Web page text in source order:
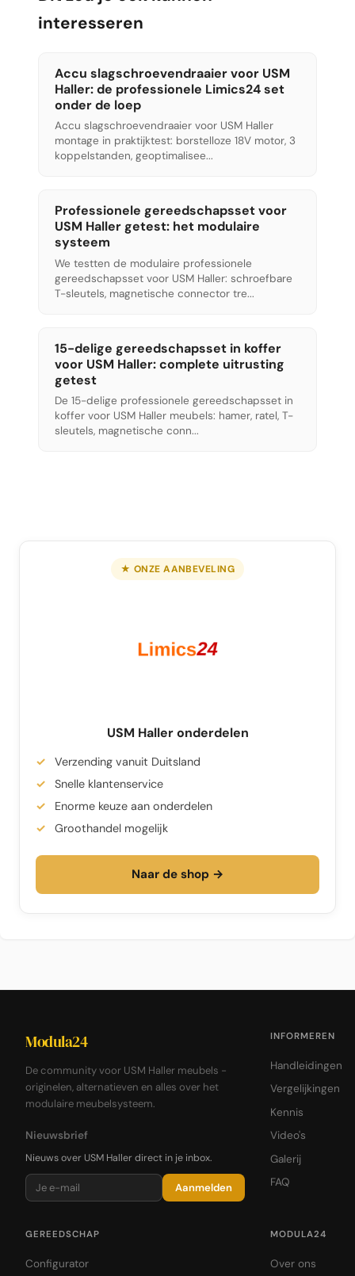
interesseren
Accu slagschroevendraaier voor USM
Haller: de professionele Limics24 set
onder de loep
Accu slagschroevendraaier voor USM Haller
montage in praktijktest: borstelloze 18V motor, 3
koppelstanden, geoptimalisee...
Professionele gereedschapsset voor
USM Haller getest: het modulaire
systeem
We testten de modulaire professionele
gereedschapsset voor USM Haller: schroefbare
T-sleutels, magnetische connector tre...
15-delige gereedschapsset in koffer
voor USM Haller: complete uitrusting
getest
De 15-delige professionele gereedschapsset in
koffer voor USM Haller meubels: hamer, ratel, T-
sleutels, magnetische conn...
★ ONZE AANBEVELING
USM Haller onderdelen
Verzending vanuit Duitsland
Snelle klantenservice
Enorme keuze aan onderdelen
Groothandel mogelijk
Naar de shop →
Modula24
De community voor USM Haller meubels -
originelen, alternatieven en alles over het
modulaire meubelsysteem.
Nieuwsbrief
Nieuws over USM Haller direct in je inbox.
Aanmelden
INFORMEREN
Handleidingen
Vergelijkingen
Kennis
Video's
Galerij
FAQ
GEREEDSCHAP
Configurator
MODULA24
Over ons